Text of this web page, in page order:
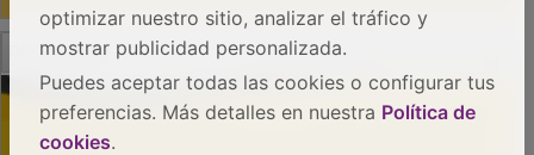
PUBLICIDAD
optimizar nuestro sitio, analizar el tráfico y
mostrar publicidad personalizada.
Puedes aceptar todas las cookies o configurar tus
preferencias. Más detalles en nuestra Política de
cookies.